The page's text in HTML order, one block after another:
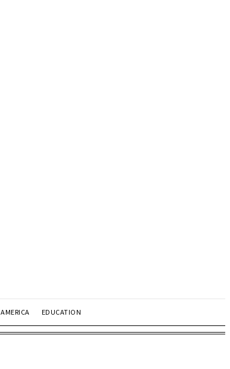
AMERICA EDUCATION